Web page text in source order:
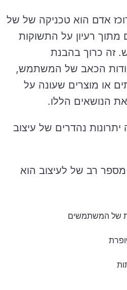
אדם הוא טכניקה של של
מתוך רעיון על התשוקות
זה כרוך בהבנת
הכאב של המשתמש,
או מוצרים שעונה על
הנושאים הללו.
נהדרים של עיצוב
רב של לעיצוב הוא
של המשתמשים